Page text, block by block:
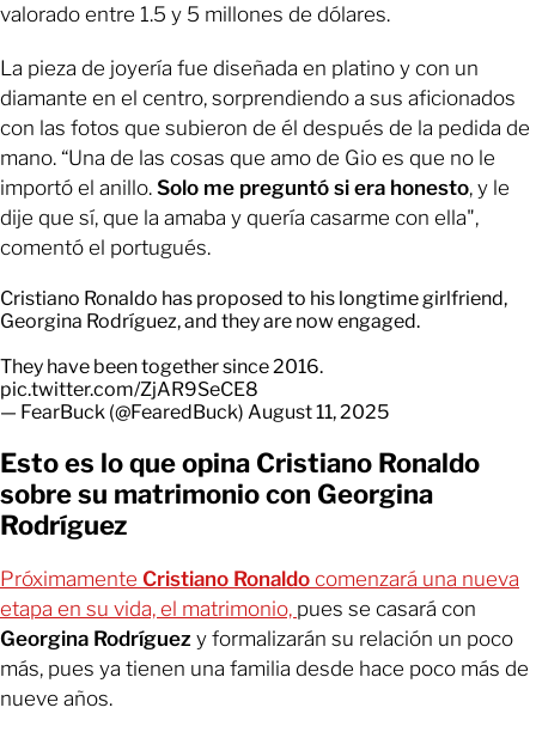
valorado entre 1.5 y 5 millones de dólares.
La pieza de joyería fue diseñada en platino y con un
diamante en el centro, sorprendiendo a sus aficionados
con las fotos que subieron de él después de la pedida de
mano. “Una de las cosas que amo de Gio es que no le
importó el anillo. Solo me preguntó si era honesto, y le
dije que sí, que la amaba y quería casarme con ella",
comentó el portugués.
Cristiano Ronaldo has proposed to his longtime girlfriend,
Georgina Rodríguez, and they are now engaged.
They have been together since 2016.
pic.twitter.com/ZjAR9SeCE8
— FearBuck (@FearedBuck) August 11, 2025
Esto es lo que opina Cristiano Ronaldo
sobre su matrimonio con Georgina
Rodríguez
Próximamente Cristiano Ronaldo comenzará una nueva
etapa en su vida, el matrimonio, pues se casará con
Georgina Rodríguez y formalizarán su relación un poco
más, pues ya tienen una familia desde hace poco más de
nueve años.